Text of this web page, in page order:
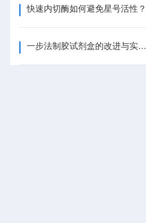
快速内切酶如何避免星号活性？
一步法制胶试剂盒的改进与实验效果评估